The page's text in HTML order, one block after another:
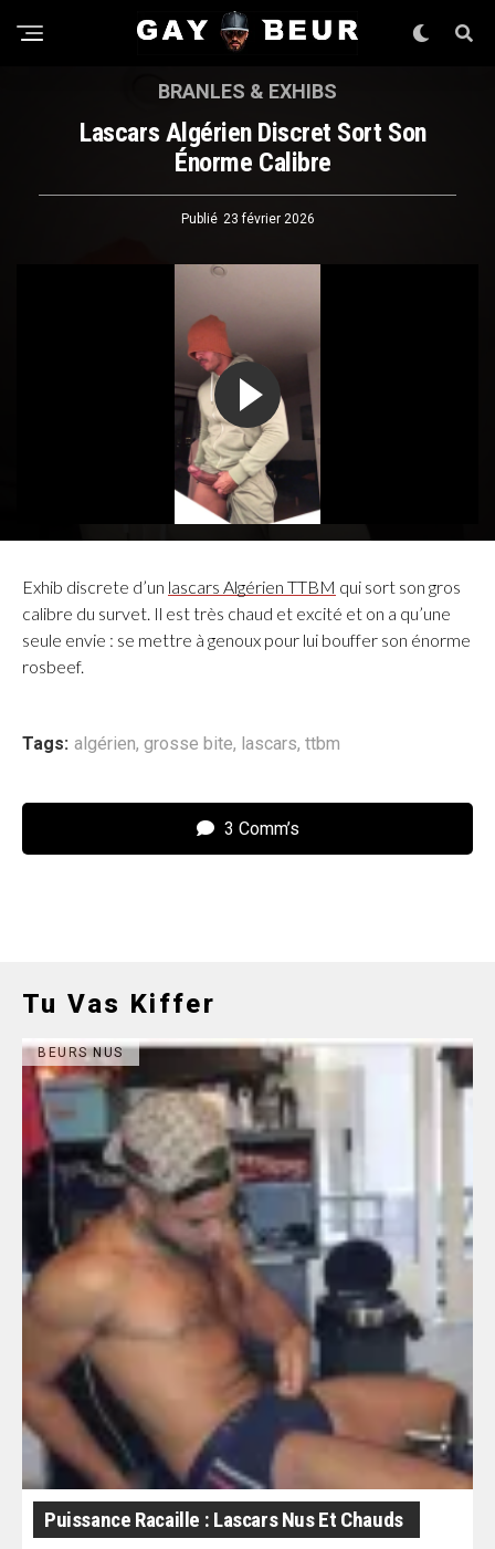
BRANLES & EXHIBS
Lascars Algérien Discret Sort Son
Énorme Calibre
Publié 23 février 2026
Exhib discrete d’un lascars Algérien TTBM qui sort son gros
calibre du survet. Il est très chaud et excité et on a qu’une
seule envie : se mettre à genoux pour lui bouffer son énorme
rosbeef.
Tags: algérien, grosse bite, lascars, ttbm
3 Comm’s
Tu Vas Kiffer
BEURS NUS
Puissance Racaille : Lascars Nus Et Chauds